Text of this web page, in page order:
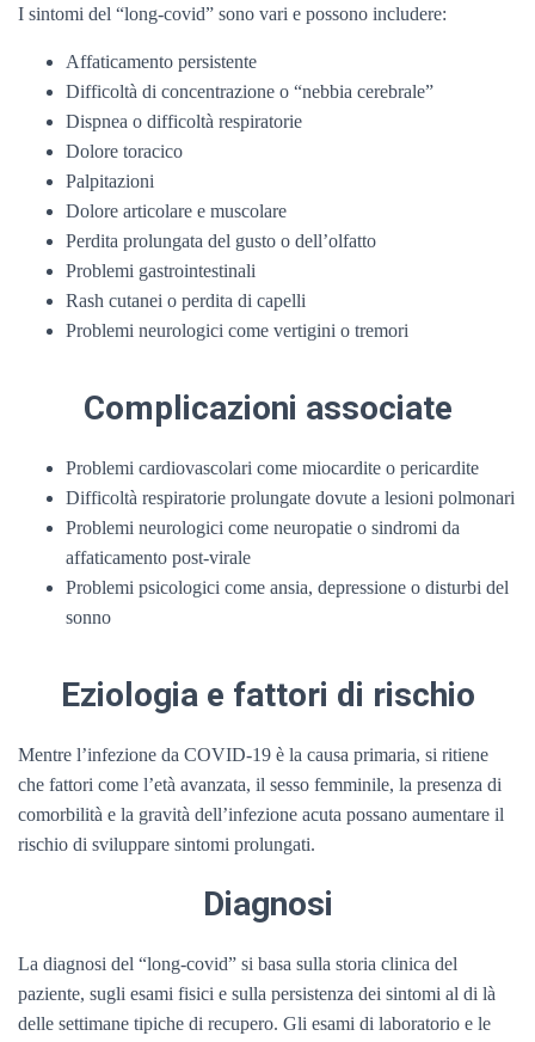
I sintomi del “long-covid” sono vari e possono includere:
Affaticamento persistente
Difficoltà di concentrazione o “nebbia cerebrale”
Dispnea o difficoltà respiratorie
Dolore toracico
Palpitazioni
Dolore articolare e muscolare
Perdita prolungata del gusto o dell’olfatto
Problemi gastrointestinali
Rash cutanei o perdita di capelli
Problemi neurologici come vertigini o tremori
Complicazioni associate
Problemi cardiovascolari come miocardite o pericardite
Difficoltà respiratorie prolungate dovute a lesioni polmonari
Problemi neurologici come neuropatie o sindromi da
affaticamento post-virale
Problemi psicologici come ansia, depressione o disturbi del
sonno
Eziologia e fattori di rischio
Mentre l’infezione da COVID-19 è la causa primaria, si ritiene
che fattori come l’età avanzata, il sesso femminile, la presenza di
comorbilità e la gravità dell’infezione acuta possano aumentare il
rischio di sviluppare sintomi prolungati.
Diagnosi
La diagnosi del “long-covid” si basa sulla storia clinica del
paziente, sugli esami fisici e sulla persistenza dei sintomi al di là
delle settimane tipiche di recupero. Gli esami di laboratorio e le